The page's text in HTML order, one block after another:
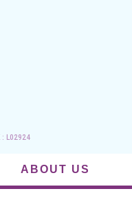
: L02924
ABOUT US